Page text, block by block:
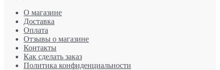
О магазине
Доставка
Оплата
Отзывы о магазине
Контакты
Как сделать заказ
Политика конфиденциальности